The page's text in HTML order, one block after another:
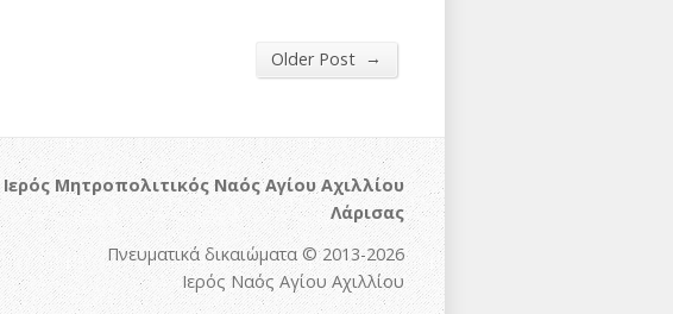
Older Post →
Ιερός Μητροπολιτικός Ναός Αγίου Αχιλλίου
Λάρισας
Πνευματικά δικαιώματα © 2013-2026
Ιερός Ναός Αγίου Αχιλλίου